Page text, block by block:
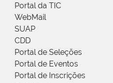
Portal da TIC
WebMail
SUAP
CDD
Portal de Seleções
Portal de Eventos
Portal de Inscrições